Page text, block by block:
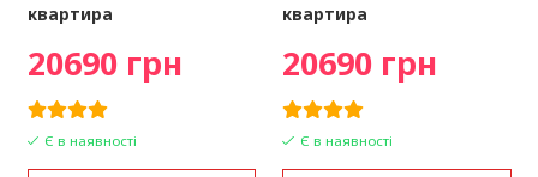
квартира
20690 грн
Є в наявності
квартира
20690 грн
Є в наявності